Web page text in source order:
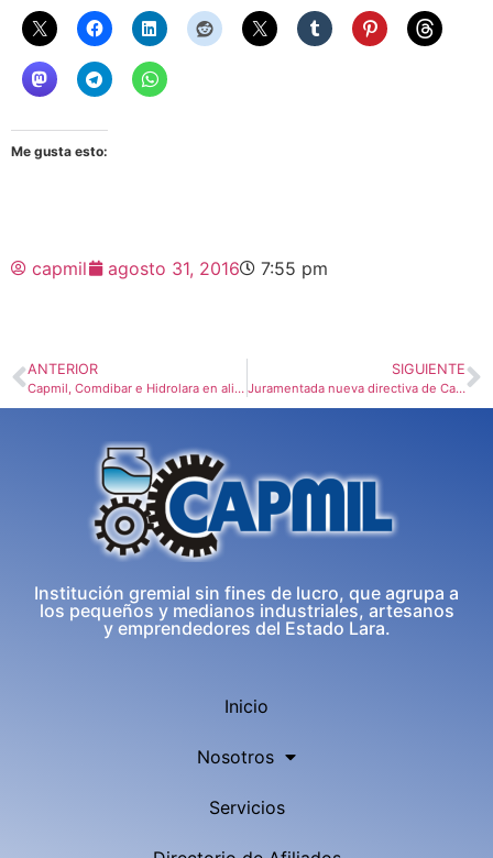
Me gusta esto:
capmil agosto 31, 2016 7:55 pm
ANTERIOR
Capmil, Comdibar e Hidrolara en alianza para rescatar víalidad en Zona Industrial II
SIGUIENTE
Juramentada nueva directiva de Capmil
Institución gremial sin fines de lucro, que agrupa a
los pequeños y medianos industriales, artesanos
y emprendedores del Estado Lara.
Inicio
Nosotros
Servicios